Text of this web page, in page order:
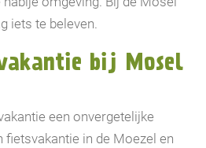
iets te beleven.
bij Mosel
een onvergetelijke
fietsvakantie in de Moezel en